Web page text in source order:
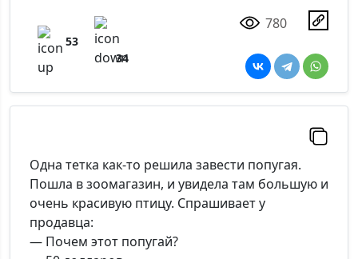
53
34
780
Одна тетка как-то решила завести попугая.
Пошла в зоомагазин, и увидела там большую и
очень красивую птицу. Спрашивает у
продавца:
— Почем этот попугай?